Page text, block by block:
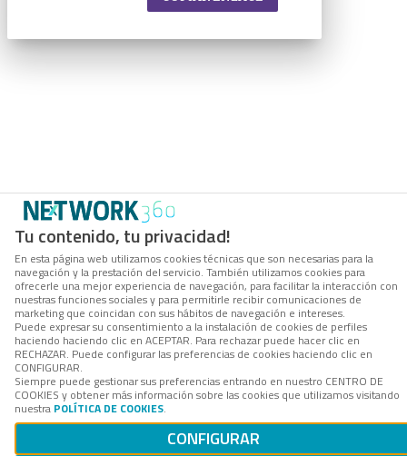
Tu contenido, tu privacidad!
En esta página web utilizamos cookies técnicas que son necesarias para la
navegación y la prestación del servicio. También utilizamos cookies para
ofrecerle una mejor experiencia de navegación, para facilitar la interacción con
nuestras funciones sociales y para permitirle recibir comunicaciones de
marketing que coincidan con sus hábitos de navegación e intereses.
Puede expresar su consentimiento a la instalación de cookies de perfiles
haciendo haciendo clic en ACEPTAR. Para rechazar puede hacer clic en
RECHAZAR. Puede configurar las preferencias de cookies haciendo clic en
CONFIGURAR.
Siempre puede gestionar sus preferencias entrando en nuestro CENTRO DE
COOKIES y obtener más información sobre las cookies que utilizamos visitando
nuestra POLÍTICA DE COOKIES.
CONFIGURAR